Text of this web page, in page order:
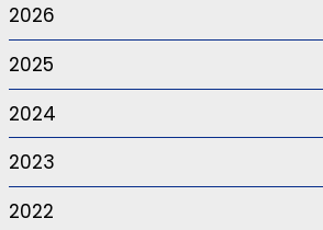
2026
2025
2024
2023
2022